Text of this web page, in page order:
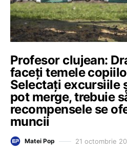
Profesor clujean:
faceţi temele
Selectaţi excursiile
pot merge, trebuie
recompensele se
muncii
Matei Pop 21 octombrie